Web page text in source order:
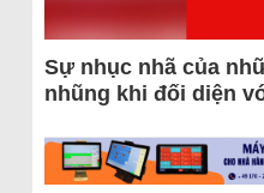
Sự nhục nhã của
nhũng khi đối diện